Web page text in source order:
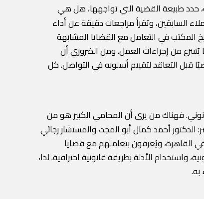
حدد طبيعة القضية التي تواجهها، هل هي
السابقين، وتقرأ مراجعات دقيقة عن أداء
المكتب في التعامل مع القضايا المشابهة
يُسرع من إجراءات العمل. ومن الضروري أن
قبل التعاقد لتقييم أسلوبه في التواصل. كل
فهناك من يرى أن المحامي الكبير هو من
الدكتور أحمد كمال أبو المجد، والمستشار رجائي
القاهرة، ويُعرفون بتعاملهم مع قضايا
واستخدام الأدلة بطريقة قانونية احترافية. لذا،